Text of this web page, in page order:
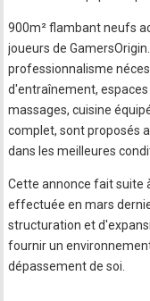
900m² flambant neufs
joueurs de
professionnalisme
d'entraînement,
massages, cuisine
complet, sont proposés
dans les meilleures
Cette annonce fait suite
effectuée en mars
structuration et
fournir un
dépassement de soi.